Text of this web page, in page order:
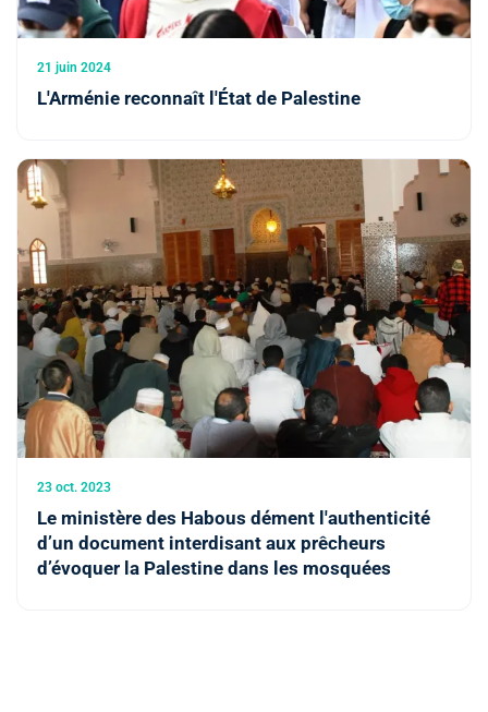
21 juin 2024
L'Arménie reconnaît l'État de Palestine
23 oct. 2023
Le ministère des Habous dément l'authenticité
d’un document interdisant aux prêcheurs
d’évoquer la Palestine dans les mosquées